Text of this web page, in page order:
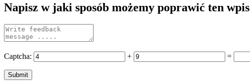
Napisz w jaki sposób możemy poprawić ten wpis
Captcha: + =